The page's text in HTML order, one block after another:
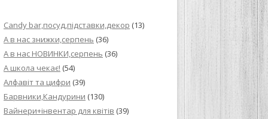
ДЛЯ
НА ОСНОВІ
ПИРОГА З
Candy bar,посуд,підставки,декор (13)
А в нас знижки,серпень (36)
А в нас НОВИНКИ,серпень (36)
А школа чекає! (54)
Алфавіт та цифри (39)
Барвники,Кандурини (130)
Вайнери+інвентар для квітів (39)